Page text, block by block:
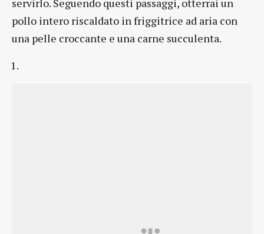
servirlo. Seguendo questi passaggi, otterrai un
pollo intero riscaldato in friggitrice ad aria con
una pelle croccante e una carne succulenta.